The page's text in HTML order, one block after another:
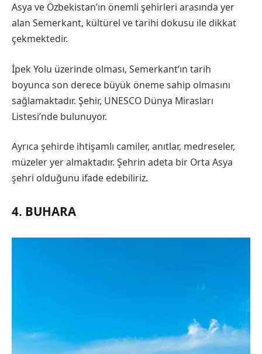
Asya ve Özbekistan’ın önemli şehirleri arasında yer
alan Semerkant, kültürel ve tarihi dokusu ile dikkat
çekmektedir.
İpek Yolu üzerinde olması, Semerkant’ın tarih
boyunca son derece büyük öneme sahip olmasını
sağlamaktadır. Şehir, UNESCO Dünya Mirasları
Listesi’nde bulunuyor.
Ayrıca şehirde ihtişamlı camiler, anıtlar, medreseler,
müzeler yer almaktadır. Şehrin adeta bir Orta Asya
şehri olduğunu ifade edebiliriz.
4. BUHARA